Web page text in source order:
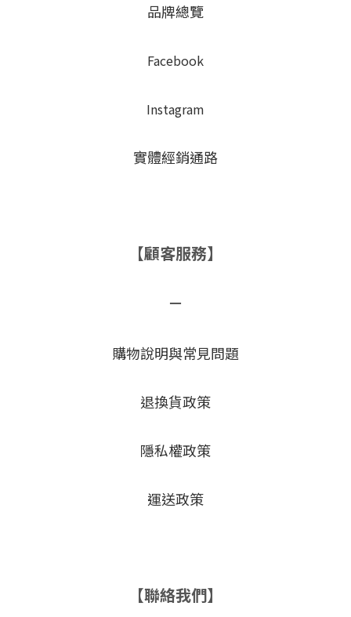
品牌總覽
Facebook
Instagram
實體經銷通路
【顧客服務】
－
購物說明與常見問題
退換貨政策
隱私權政策
運送政策
【聯絡我們】